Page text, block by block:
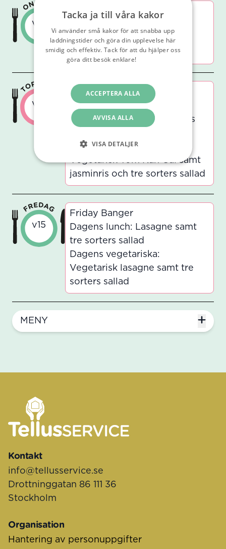
v15
Green Wave
nudelwok, samt tre sorters
sallad
v15
Don´t Chicken Out
Dagens lunch: Tom Kah Gai
med kyckling samt jasminris
Dagens vegetariska:
Vegetarisk Tom Kah Gai samt
jasminris och tre sorters sallad
v15
Friday Banger
Dagens lunch: Lasagne samt
tre sorters sallad
Dagens vegetariska:
Vegetarisk lasagne samt tre
sorters sallad
MENY
Sidfot
Kontakt
info@tellusservice.se
Drottninggatan 86 111 36
Stockholm
Organisation
Hantering av personuppgifter
Tacka ja till våra kakor
Vi använder små kakor för att snabba upp
laddningstider och göra din upplevelse här
smidig och effektiv. Tack för att du hjälper oss
göra ditt besök enklare!
ACCEPTERA ALLA
AVVISA ALLA
VISA DETALJER